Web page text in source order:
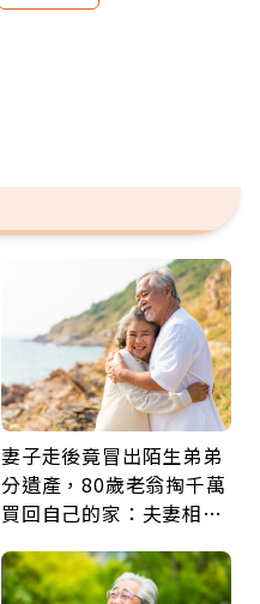
妻子走後竟冒出陌生弟弟
分遺產，80歲老翁掏千萬
買回自己的家：夫妻相守